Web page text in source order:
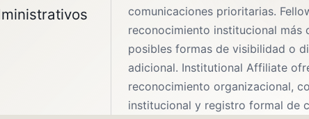
comunicaciones prioritarias.
reconocimiento institucional más
posibles formas de visibilidad o
adicional. Institutional Affiliate
reconocimiento organizacional,
institucional y registro formal de